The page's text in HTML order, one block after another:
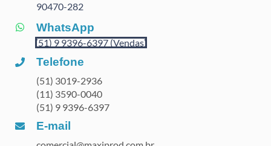
90470-282
WhatsApp
(51) 9 9396-6397 (Vendas)
Telefone
(51) 3019-2936
(11) 3590-0040
(51) 9 9396-6397
E-mail